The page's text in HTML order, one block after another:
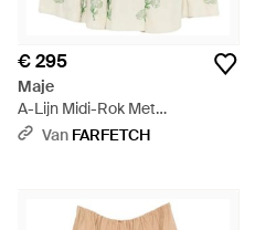
€ 295
Maje
A-Lijn Midi-Rok Met
Bloemenprint - Wit
Van FARFETCH